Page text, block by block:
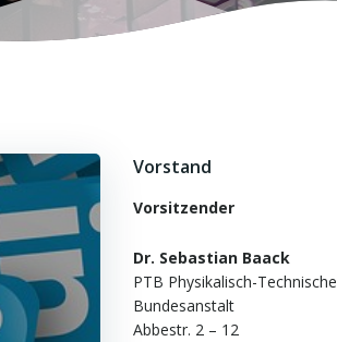
Vorstand
Vorsitzender
Dr. Sebastian Baack
PTB Physikalisch-Technische
Bundesanstalt
Abbestr. 2 – 12